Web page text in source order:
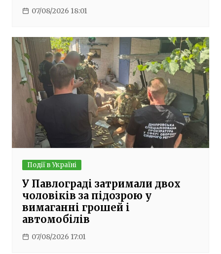
07/08/2026 18:01
Події в Україні
У Павлограді затримали двох
чоловіків за підозрою у
вимаганні грошей і
автомобілів
07/08/2026 17:01